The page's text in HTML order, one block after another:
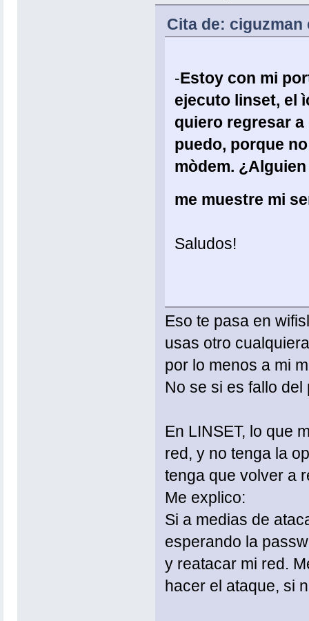
Cita de: ciguzman
-Estoy con mi
ejecuto linset, el
quiero regresar a
puedo, porque
mòdem.
me muestre mi
Saludos!
Eso te pasa en
usas otro
por lo menos a mi
No se si es fallo del
En LINSET, lo que
red, y no tenga la
tenga que volver a
Me explico:
Si a medias de
esperando la
y reatacar mi red.
hacer el ataque, si